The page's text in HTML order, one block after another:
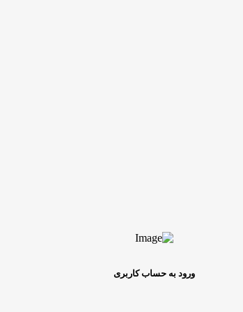
ورود به حساب کاربری